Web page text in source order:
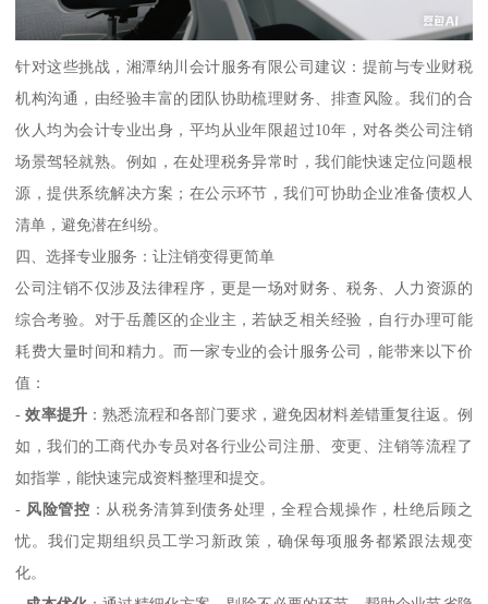
针对这些挑战，湘潭纳川会计服务有限公司建议：提前与专业财税
机构沟通，由经验丰富的团队协助梳理财务、排查风险。我们的合
伙人均为会计专业出身，平均从业年限超过10年，对各类公司注销
场景驾轻就熟。例如，在处理税务异常时，我们能快速定位问题根
源，提供系统解决方案；在公示环节，我们可协助企业准备债权人
清单，避免潜在纠纷。
四、选择专业服务：让注销变得更简单
公司注销不仅涉及法律程序，更是一场对财务、税务、人力资源的
综合考验。对于岳麓区的企业主，若缺乏相关经验，自行办理可能
耗费大量时间和精力。而一家专业的会计服务公司，能带来以下价
值：
-效率提升 ：熟悉流程和各部门要求，避免因材料差错重复往返。例
如，我们的工商代办专员对各行业公司注册、变更、注销等流程了
如指掌，能快速完成资料整理和提交。
- 风险管控 ：从税务清算到债务处理，全程合规操作，杜绝后顾之
忧。我们定期组织员工学习新政策，确保每项服务都紧跟法规变
化。